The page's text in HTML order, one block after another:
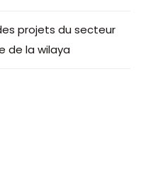
projets du secteur
de la wilaya